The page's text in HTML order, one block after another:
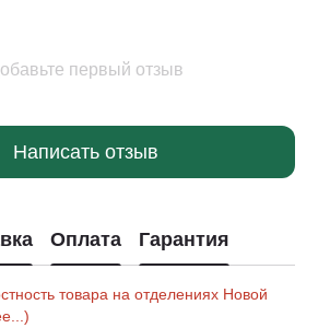
первый отзыв
Написать отзыв
Оплата Гарантия
товара на отделениях Новой